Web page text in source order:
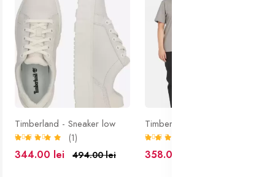
30% off
Timberland - Sneaker low
(1)
344.00 lei 494.00 lei
10% off
358.00 lei